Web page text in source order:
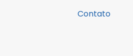
Contato